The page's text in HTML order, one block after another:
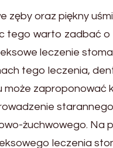
zęby oraz piękny
tego warto zadbać o
leczenie
tego leczenia,
może zaproponować
starannego
żuchwowego. Na
leczenia